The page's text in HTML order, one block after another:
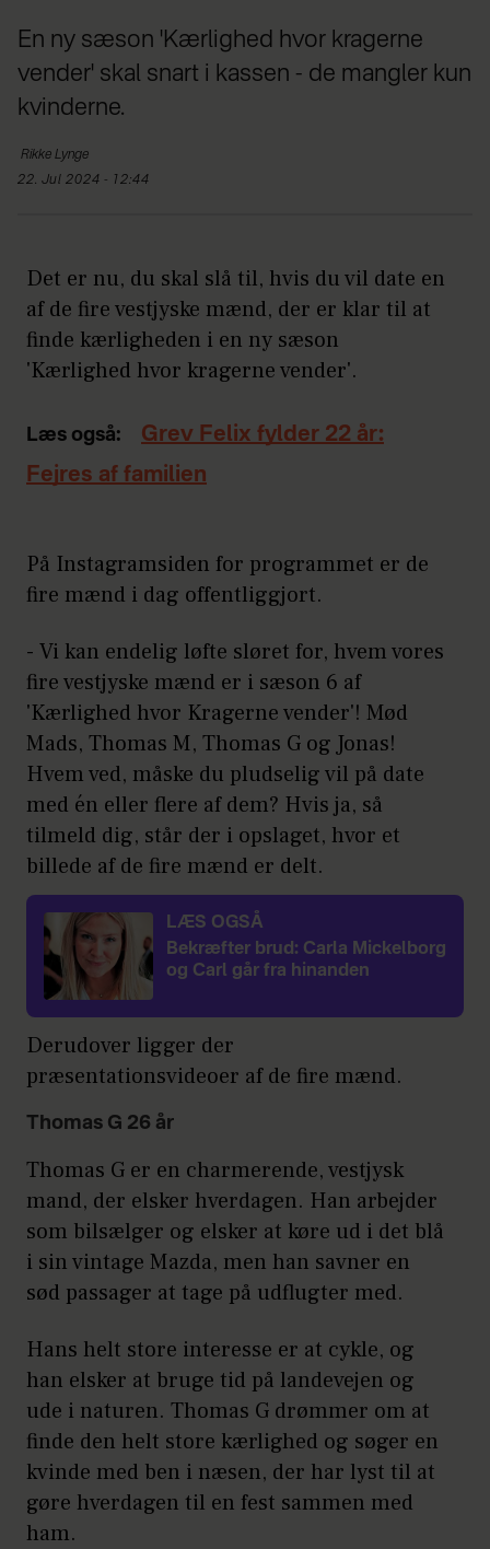
En ny sæson 'Kærlighed hvor kragerne
vender' skal snart i kassen - de mangler kun
kvinderne.
Rikke Lynge
22. Jul 2024 - 12:44
Det er nu, du skal slå til, hvis du vil date en
af de fire vestjyske mænd, der er klar til at
finde kærligheden i en ny sæson
'Kærlighed hvor kragerne vender'.
Læs også:
Grev Felix fylder 22 år:
Fejres af familien
På Instagramsiden for programmet er de
fire mænd i dag offentliggjort.
- Vi kan endelig løfte sløret for, hvem vores
fire vestjyske mænd er i sæson 6 af
'Kærlighed hvor Kragerne vender'! Mød
Mads, Thomas M, Thomas G og Jonas!
Hvem ved, måske du pludselig vil på date
med én eller flere af dem? Hvis ja, så
tilmeld dig, står der i opslaget, hvor et
billede af de fire mænd er delt.
LÆS OGSÅ
Bekræfter brud: Carla Mickelborg
og Carl går fra hinanden
Derudover ligger der
præsentationsvideoer af de fire mænd.
Thomas G 26 år
Thomas G er en charmerende, vestjysk
mand, der elsker hverdagen. Han arbejder
som bilsælger og elsker at køre ud i det blå
i sin vintage Mazda, men han savner en
sød passager at tage på udflugter med.
Hans helt store interesse er at cykle, og
han elsker at bruge tid på landevejen og
ude i naturen. Thomas G drømmer om at
finde den helt store kærlighed og søger en
kvinde med ben i næsen, der har lyst til at
gøre hverdagen til en fest sammen med
ham.